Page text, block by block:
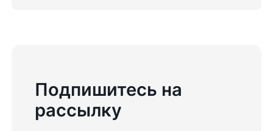
Подпишитесь на
рассылку